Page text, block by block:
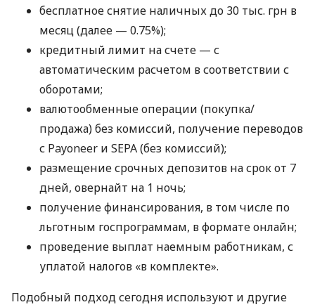
бесплатное снятие наличных до 30 тыс. грн в
месяц (далее — 0.75%);
кредитный лимит на счете — с
автоматическим расчетом в соответствии с
оборотами;
валютообменные операции (покупка/
продажа) без комиссий, получение переводов
с Payoneer и SEPA (без комиссий);
размещение срочных депозитов на срок от 7
дней, овернайт на 1 ночь;
получение финансирования, в том числе по
льготным госпрограммам, в формате онлайн;
проведение выплат наемным работникам, с
уплатой налогов «в комплекте».
Подобный подход сегодня используют и другие